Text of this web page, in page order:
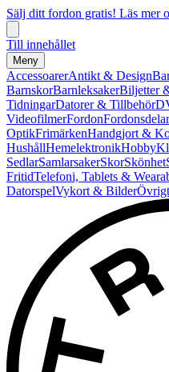
Sälj ditt fordon gratis! Läs mer
Till innehållet
Meny
AccessoarerAntikt & Design
BarnskorBarnleksakerBiljetter
TidningarDatorer & Tillbehör
VideofilmerFordon
OptikFrimärkenHandgjort &
HushållHemelektronikHobby
SedlarSamlarsakerSkorSkönhet
FritidTelefoni, Tablets &
DatorspelVykort & BilderÖvrigt